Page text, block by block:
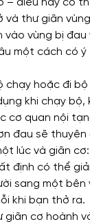
– điều này có
và thư giãn
vào vùng bị đau
một cách có
chạy hoặc đi
khi chạy
cơ quan nội
đau sẽ thuyên
lúc và giãn
định có thể
sang một bên
khi bạn thở ra.
giãn cơ hoành